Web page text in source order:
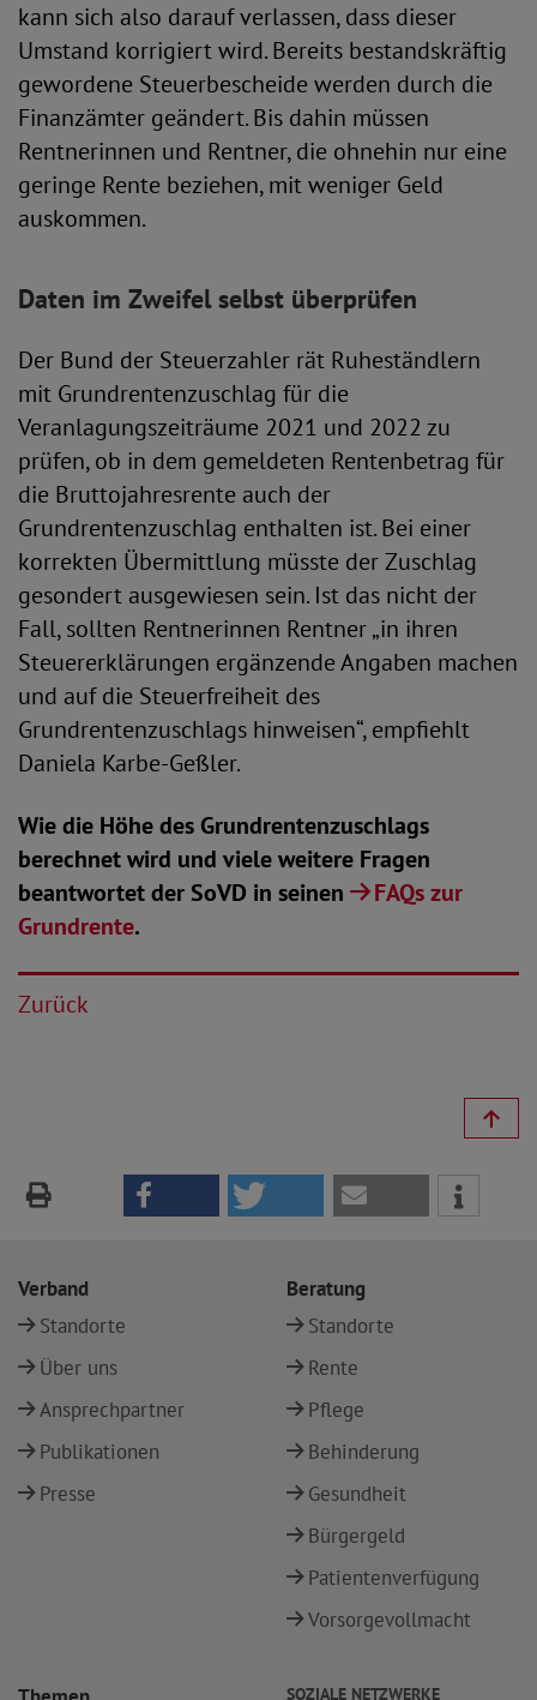
kann sich also darauf verlassen, dass dieser
Umstand korrigiert wird. Bereits bestandskräftig
gewordene Steuerbescheide werden durch die
Finanzämter geändert. Bis dahin müssen
Rentnerinnen und Rentner, die ohnehin nur eine
geringe Rente beziehen, mit weniger Geld
auskommen.
Daten im Zweifel selbst überprüfen
Der Bund der Steuerzahler rät Ruheständlern
mit Grundrentenzuschlag für die
Veranlagungszeiträume 2021 und 2022 zu
prüfen, ob in dem gemeldeten Rentenbetrag für
die Bruttojahresrente auch der
Grundrentenzuschlag enthalten ist. Bei einer
korrekten Übermittlung müsste der Zuschlag
gesondert ausgewiesen sein. Ist das nicht der
Fall, sollten Rentnerinnen Rentner „in ihren
Steuererklärungen ergänzende Angaben machen
und auf die Steuerfreiheit des
Grundrentenzuschlags hinweisen“, empfiehlt
Daniela Karbe-Geßler.
Wie die Höhe des Grundrentenzuschlags
berechnet wird und viele weitere Fragen
beantwortet der SoVD in seinen
FAQs zur
Grundrente.
Zurück
Verband
Standorte
Über uns
Ansprechpartner
Publikationen
Presse
Beratung
Standorte
Rente
Pflege
Behinderung
Gesundheit
Bürgergeld
Patientenverfügung
Vorsorgevollmacht
SOZIALE NETZWERKE